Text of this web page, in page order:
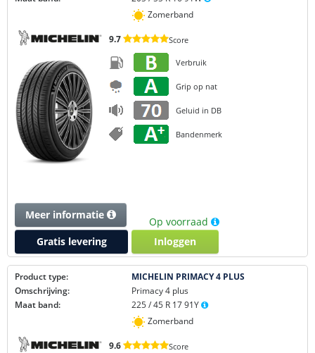
Zomerband
9.7 Score
Verbruik
Grip op nat
Geluid in DB
Bandenmerk
Op voorraad
Inloggen
Meer informatie
Gratis levering
Product type:
MICHELIN PRIMACY 4 PLUS
Omschrijving:
Primacy 4 plus
Maat band:
225 / 45 R 17 91Y
Zomerband
9.6 Score